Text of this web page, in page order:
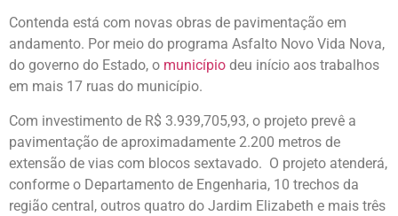
Contenda está com novas obras de pavimentação em
andamento. Por meio do programa Asfalto Novo Vida Nova,
do governo do Estado, o município deu início aos trabalhos
em mais 17 ruas do município.
Com investimento de R$ 3.939,705,93, o projeto prevê a
pavimentação de aproximadamente 2.200 metros de
extensão de vias com blocos sextavado. O projeto atenderá,
conforme o Departamento de Engenharia, 10 trechos da
região central, outros quatro do Jardim Elizabeth e mais três